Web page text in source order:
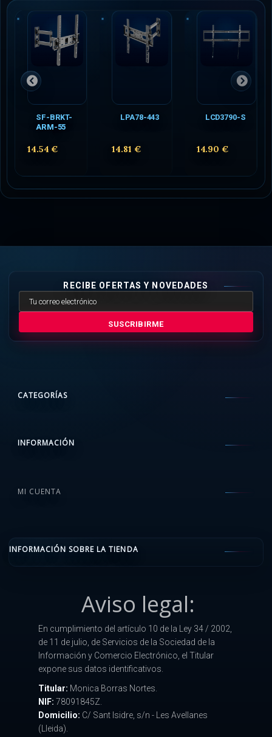
SF-BRKT-
ARM-55
14.54 €
LPA78-443
14.81 €
LCD3790-S
14.90 €
RECIBE OFERTAS Y NOVEDADES
SUSCRIBIRME
CATEGORÍAS
INFORMACIÓN
MI CUENTA
INFORMACIÓN SOBRE LA TIENDA
Aviso legal:
En cumplimiento del artículo 10 de la Ley 34 / 2002,
de 11 de julio, de Servicios de la Sociedad de la
Información y Comercio Electrónico, el Titular
expone sus datos identificativos.
Titular: Monica Borras Nortes.
NIF: 78091845Z.
Domicilio: C/ Sant Isidre, s/n - Les Avellanes
(Lleida).